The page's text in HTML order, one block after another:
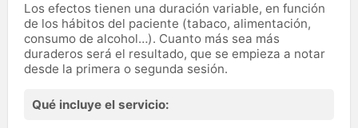
Los efectos tienen una duración variable, en función
de los hábitos del paciente (tabaco, alimentación,
consumo de alcohol…). Cuanto más sea más
duraderos será el resultado, que se empieza a notar
desde la primera o segunda sesión.
Qué incluye el servicio: